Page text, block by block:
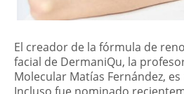
El creador de la fórmula de
facial de DermaniQu, la
Molecular Matías Fernández,